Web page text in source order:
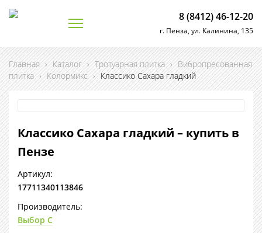
8 (8412) 46-12-20
г. Пенза, ул. Калинина, 135
Главная › Каталог › Тротуарная плитка › Вибропресованная
плитка › Колормикс › Классико Сахара гладкий
Классико Сахара гладкий – купить в
Пензе
Артикул:
17711340113846
Производитель:
Выбор С